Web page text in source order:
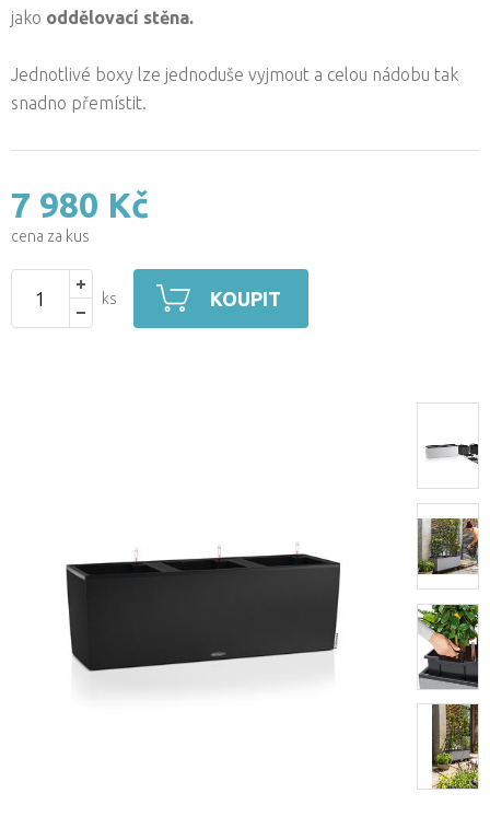
jako oddělovací stěna.
Jednotlivé boxy lze jednoduše vyjmout a celou nádobu tak
snadno přemístit.
7 980 Kč
cena za kus
ks KOUPIT